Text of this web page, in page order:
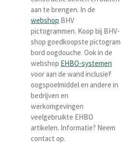
aan te brengen. In de
webshop BHV
pictogrammen. Koop bij BHV-
shop goedkoopste pictogram
bord oogdouche. Ook in de
webshop EHBO-systemen
voor aan de wand inclusief
oogspoelmiddel en andere in
bedrijven en
werkomgevingen
veelgebruikte EHBO
artikelen. Informatie? Neem
contact op.